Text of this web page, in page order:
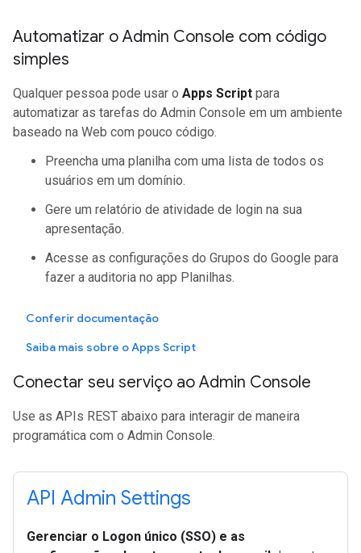
Automatizar o Admin Console com código
simples
Qualquer pessoa pode usar o Apps Script para
automatizar as tarefas do Admin Console em um ambiente
baseado na Web com pouco código.
Preencha uma planilha com uma lista de todos os
usuários em um domínio.
Gere um relatório de atividade de login na sua
apresentação.
Acesse as configurações do Grupos do Google para
fazer a auditoria no app Planilhas.
Conferir documentação
Saiba mais sobre o Apps Script
Conectar seu serviço ao Admin Console
Use as APIs REST abaixo para interagir de maneira
programática com o Admin Console.
API Admin Settings
Gerenciar o Logon único (SSO) e as